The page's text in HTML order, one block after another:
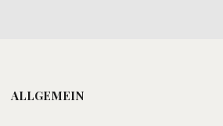
ALLGEMEIN